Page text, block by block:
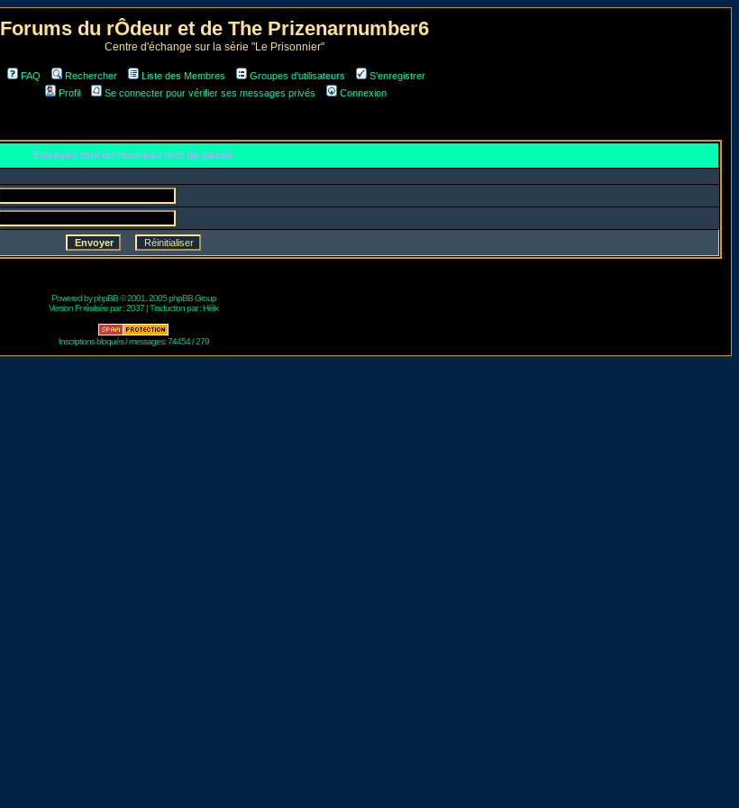
Forums du rÔdeur et de The Prizenarnumber6
Centre d'échange sur la série "Le Prisonnier"
FAQ Rechercher Liste des Membres Groupes d'utilisateurs
S'enregistrer
Profil
Se connecter pour vérifier ses messages privés Connexion
Envoyez moi un nouveau mot de passe
Powered byphpBB© 2001, 2005 phpBB Group
Version Fr réalisée par :2037 | Traduction par :Hélix
Inscriptions bloqués / messages: 74454 / 279